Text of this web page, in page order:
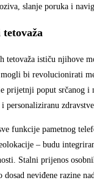
slanje poruka i
tetovaža ističu njihove
bi revolucionirati
prijetnji poput srčanog i
personaliziranu
funkcije pametnog
– budu
Stalni prijenos
dosad neviđene razine